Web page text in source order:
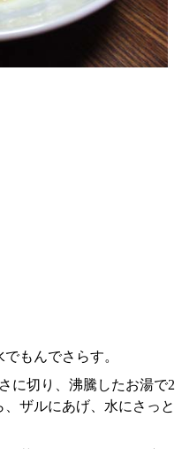
もんでさらす。
に切り、沸騰したお湯で2
ザルにあげ、水にさっと